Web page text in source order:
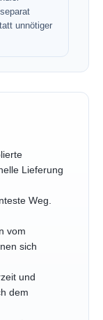
unnötiger
Lieferung
Weg.
vom
sich
und
dem